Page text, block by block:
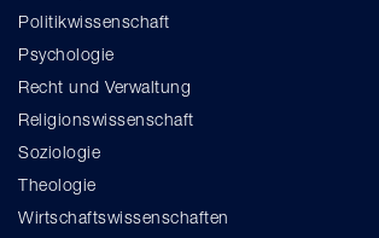
Politikwissenschaft
Psychologie
Recht und Verwaltung
Religionswissenschaft
Soziologie
Theologie
Wirtschaftswissenschaften